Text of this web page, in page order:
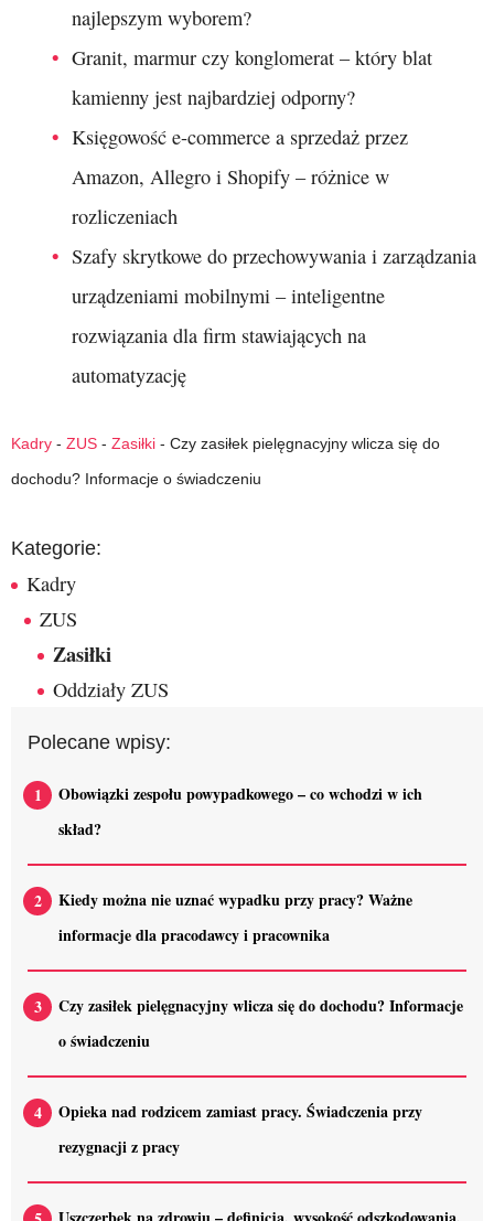
najlepszym wyborem?
Granit, marmur czy konglomerat – który blat
kamienny jest najbardziej odporny?
Księgowość e-commerce a sprzedaż przez
Amazon, Allegro i Shopify – różnice w
rozliczeniach
Szafy skrytkowe do przechowywania i zarządzania
urządzeniami mobilnymi – inteligentne
rozwiązania dla firm stawiających na
automatyzację
Kadry - ZUS - Zasiłki - Czy zasiłek pielęgnacyjny wlicza się do
dochodu? Informacje o świadczeniu
Kategorie:
Kadry
ZUS
Zasiłki
Oddziały ZUS
Polecane wpisy:
Obowiązki zespołu powypadkowego – co wchodzi w ich
skład?
Kiedy można nie uznać wypadku przy pracy? Ważne
informacje dla pracodawcy i pracownika
Czy zasiłek pielęgnacyjny wlicza się do dochodu? Informacje
o świadczeniu
Opieka nad rodzicem zamiast pracy. Świadczenia przy
rezygnacji z pracy